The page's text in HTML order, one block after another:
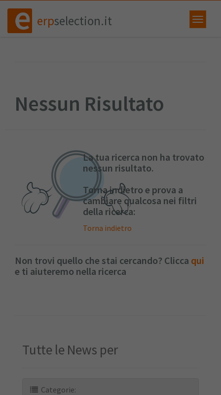
erpselection.it
Nessun Risultato
La tua ricerca non ha trovato
nessun risultato.
Torna indietro e prova a
cambiare qualcosa nei filtri
della ricerca:
Torna indietro
Non trovi quello che stai cercando? Clicca qui
e ti aiuteremo nella ricerca
Tutte le News per
Categorie: